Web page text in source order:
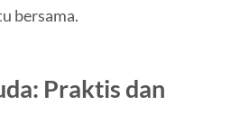
bersama.
Praktis dan